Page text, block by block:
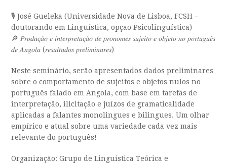
🎙️ José Gueleka (Universidade Nova de Lisboa, FCSH –
doutorando em Linguística, opção Psicolinguística)
🔎 𝑃𝑟𝑜𝑑𝑢𝑐̧𝑎̃𝑜 𝑒 𝑖𝑛𝑡𝑒𝑟𝑝𝑟𝑒𝑡𝑎𝑐̧𝑎̃𝑜 𝑑𝑒 𝑝𝑟𝑜𝑛𝑜𝑚𝑒𝑠 𝑠𝑢𝑗𝑒𝑖𝑡𝑜 𝑒 𝑜𝑏𝑗𝑒𝑡𝑜 𝑛𝑜 𝑝𝑜𝑟𝑡𝑢𝑔𝑢𝑒̂𝑠
𝑑𝑒 𝐴𝑛𝑔𝑜𝑙𝑎 (𝑟𝑒𝑠𝑢𝑙𝑡𝑎𝑑𝑜𝑠 𝑝𝑟𝑒𝑙𝑖𝑚𝑖𝑛𝑎𝑟𝑒𝑠)
Neste seminário, serão apresentados dados preliminares
sobre o comportamento de sujeitos e objetos nulos no
português falado em Angola, com base em tarefas de
interpretação, ilicitação e juízos de gramaticalidade
aplicadas a falantes monolingues e bilingues. Um olhar
empírico e atual sobre uma variedade cada vez mais
relevante do português!
Organização: Grupo de Linguística Teórica e